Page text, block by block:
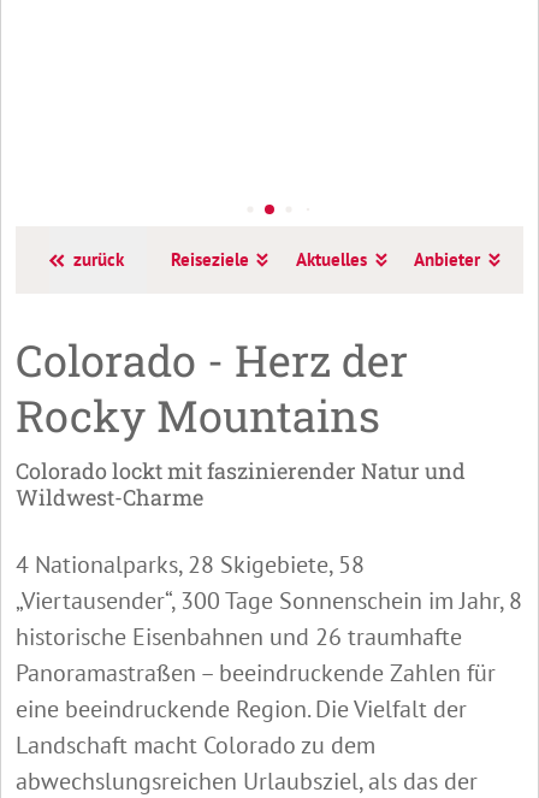
zurück Reiseziele Aktuelles Anbieter
Colorado - Herz der
Rocky Mountains
Colorado lockt mit faszinierender Natur und
Wildwest-Charme
4 Nationalparks, 28 Skigebiete, 58
„Viertausender“, 300 Tage Sonnenschein im Jahr, 8
historische Eisenbahnen und 26 traumhafte
Panoramastraßen – beeindruckende Zahlen für
eine beeindruckende Region. Die Vielfalt der
Landschaft macht Colorado zu dem
abwechslungsreichen Urlaubsziel, als das der